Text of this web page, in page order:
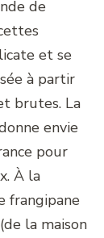
de
et se
à partir
brutes. La
envie
pour
À la
frangipane
la maison